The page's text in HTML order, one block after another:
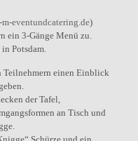
m-eventundcatering.de)
ein 3-Gänge Menü zu.
in Potsdam.
Teilnehmern einen Einblick
der Tafel,
an Tisch und